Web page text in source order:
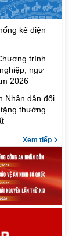
kê diện
trình
ngư
2026
Nhân dân đối
thưởng
Xem tiếp